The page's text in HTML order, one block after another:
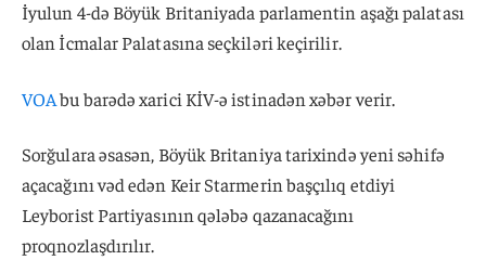
İyulun 4-də Böyük Britaniyada parlamentin aşağı palatası
olan İcmalar Palatasına seçkiləri keçirilir.
VOAbu barədə xarici KİV-ə istinadən xəbər verir.
Sorğulara əsasən, Böyük Britaniya tarixində yeni səhifə
açacağını vəd edən Keir Starmerin başçılıq etdiyi
Leyborist Partiyasının qələbə qazanacağını
proqnozlaşdırılır.